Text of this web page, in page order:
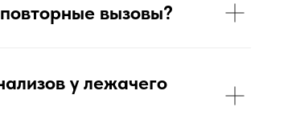
вызовы?
у лежачего